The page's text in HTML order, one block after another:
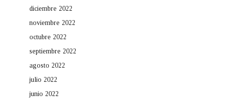
diciembre 2022
noviembre 2022
octubre 2022
septiembre 2022
agosto 2022
julio 2022
junio 2022